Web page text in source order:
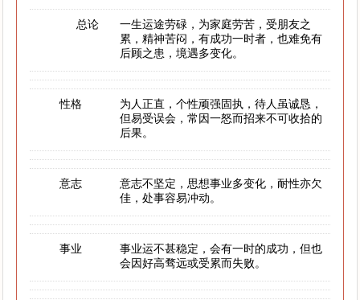
总论
一生运途劳碌，为家庭劳苦，受朋友之
累，精神苦闷，有成功一时者，也难免有
后顾之患，境遇多变化。
性格
为人正直，个性顽强固执，待人虽诚恳，
但易受误会，常因一怒而招来不可收拾的
后果。
意志
意志不坚定，思想事业多变化，耐性亦欠
佳，处事容易冲动。
事业
事业运不甚稳定，会有一时的成功，但也
会因好高骛远或受累而失败。